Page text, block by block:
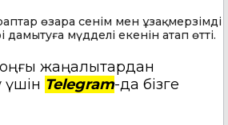
өзара сенім мен ұзақмерзімді
дамытуға мүдделі екенін атап өтті.
жаңалықтардан
үшін Telegram-да бізге